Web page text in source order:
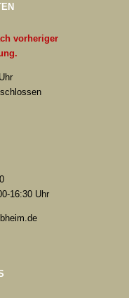
vorheriger
16:30 Uhr